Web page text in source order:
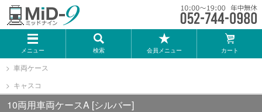
メニュー 検索 会員メニュー カート
メーカー一覧
TOMIX
KATO
車両ケース
キャスコ
10両用車両ケースA [シルバー]